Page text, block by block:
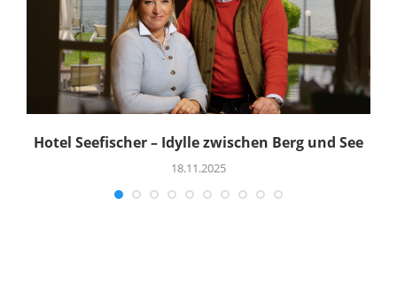
Hotel Seefischer – Idylle zwischen Berg und See
18.11.2025